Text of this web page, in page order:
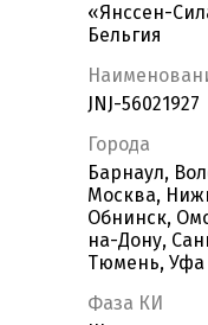
«Янссен-
Бельгия
JNJ-56021927
Города
Барнаул,
Москва,
Обнинск,
на-Дону,
Тюмень, Уфа
Фаза КИ